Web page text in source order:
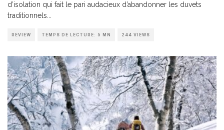
d’isolation qui fait le pari audacieux d’abandonner les duvets
traditionnels...
REVIEW TEMPS DE LECTURE: 5 MN 244 VIEWS